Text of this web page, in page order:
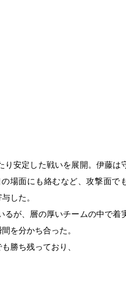
安定した戦いを展開。伊藤は
場面にも絡むなど、攻撃面で
した。
が、層の厚いチームの中で着
を分かち合った。
勝ち残っており、